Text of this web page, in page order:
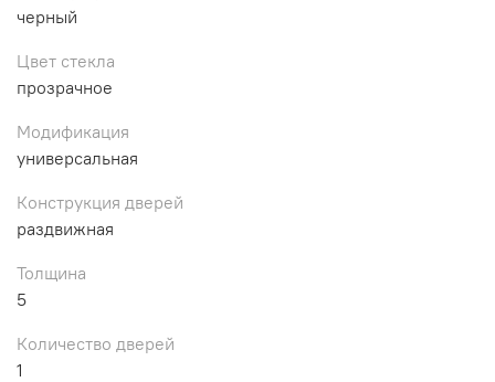
черный
Цвет стекла
прозрачное
Модификация
универсальная
Конструкция дверей
раздвижная
Толщина
5
Количество дверей
1